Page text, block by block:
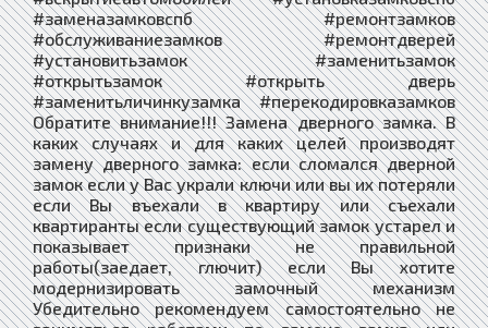
#заменазамковспб #ремонтзамков
#обслуживаниезамков #ремонтдверей
#установитьзамок #заменитьзамок
#открытьзамок #открыть дверь
#заменитьличинкузамка #перекодировказамков
Обратите внимание!!! Замена дверного замка. В
каких случаях и для каких целей производят
замену дверного замка: если сломался дверной
замок если у Вас украли ключи или вы их потеряли
если Вы въехали в квартиру или съехали
квартиранты если существующий замок устарел и
показывает признаки не правильной
работы(заедает, глючит) если Вы хотите
модернизировать замочный механизм
Убедительно рекомендуем самостоятельно не